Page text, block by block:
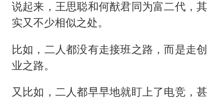
说起来，王思聪和何猷君同为富二代，其
实又不少相似之处。
比如，二人都没有走接班之路，而是走创
业之路。
又比如，二人都早早地就盯上了电竞，甚